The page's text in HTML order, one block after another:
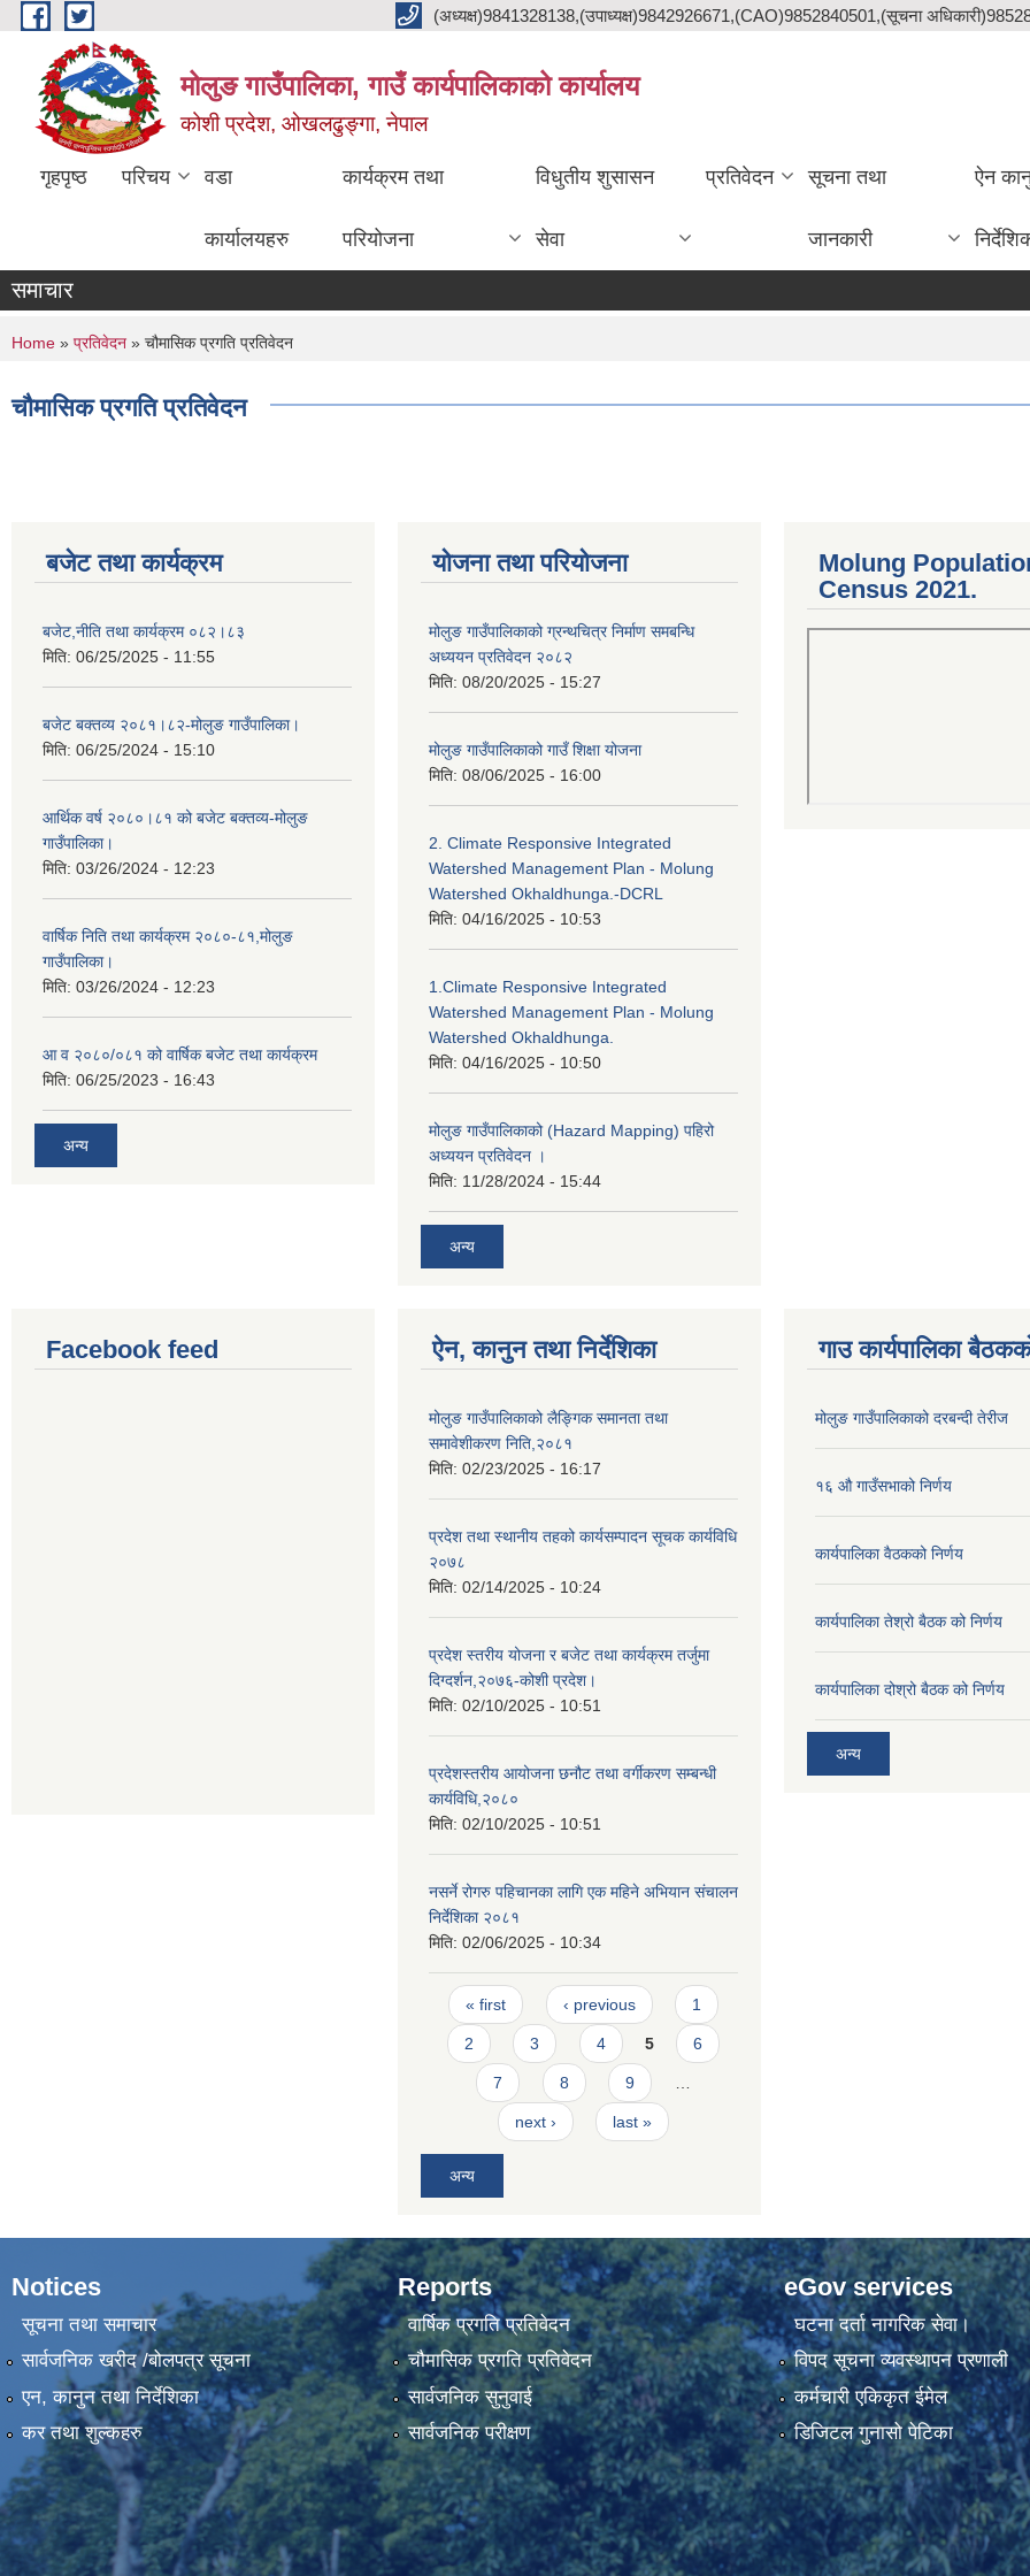
Skip to main content (अध्यक्ष)9841328138,(उपाध्यक्ष)9842926671,(CAO)9852840501,(सूचना
मोलुङ गाउँपालिका, गाउँ कार्यपालिकाको कार्यालय
कोशी प्रदेश, ओखलढुङ्गा, नेपाल
गृहपृष्ठ परिचय वडा
कार्यालयहरु
कार्यक्रम तथा
परियोजना
विधुतीय शुसासन
सेवा
प्रतिवेदन सूचना तथा
जानकारी
ऐन
समाचार
You are here
Home » प्रतिवेदन » चौमासिक प्रगति प्रतिवेदन
चौमासिक प्रगति प्रतिवेदन
बजेट तथा कार्यक्रम
बजेट,नीति तथा कार्यक्रम ०८२।८३
मिति: 06/25/2025 - 11:55
बजेट बक्तव्य २०८१।८२-मोलुङ गाउँपालिका।
मिति: 06/25/2024 - 15:10
आर्थिक वर्ष २०८०।८१ को बजेट बक्तव्य-मोलुङ
गाउँपालिका।
मिति: 03/26/2024 - 12:23
वार्षिक निति तथा कार्यक्रम २०८०-८१,मोलुङ
गाउँपालिका।
मिति: 03/26/2024 - 12:23
आ व २०८०/०८१ को वार्षिक बजेट तथा कार्यक्रम
मिति: 06/25/2023 - 16:43
अन्य
योजना तथा परियोजना
मोलुङ गाउँपालिकाको ग्रन्थचित्र निर्माण समबन्धि
अध्ययन प्रतिवेदन २०८२
मिति: 08/20/2025 - 15:27
मोलुङ गाउँपालिकाको गाउँ शिक्षा योजना
मिति: 08/06/2025 - 16:00
2. Climate Responsive Integrated
Watershed Management Plan - Molung
Watershed Okhaldhunga.-DCRL
मिति: 04/16/2025 - 10:53
1.Climate Responsive Integrated
Watershed Management Plan - Molung
Watershed Okhaldhunga.
मिति: 04/16/2025 - 10:50
मोलुङ गाउँपालिकाको (Hazard Mapping) पहिरो
अध्ययन प्रतिवेदन ।
मिति: 11/28/2024 - 15:44
अन्य
Molung
Census 2021.
Facebook feed ऐन, कानुन तथा निर्देशिका
मोलुङ गाउँपालिकाको लैङ्गिक समानता तथा
समावेशीकरण निति,२०८१
मिति: 02/23/2025 - 16:17
प्रदेश तथा स्थानीय तहको कार्यसम्पादन सूचक कार्यविधि
२०७८
मिति: 02/14/2025 - 10:24
प्रदेश स्तरीय योजना र बजेट तथा कार्यक्रम तर्जुमा
दिग्दर्शन,२०७६-कोशी प्रदेश।
मिति: 02/10/2025 - 10:51
प्रदेशस्तरीय आयोजना छनौट तथा वर्गीकरण सम्बन्धी
कार्यविधि,२०८०
मिति: 02/10/2025 - 10:51
नसर्ने रोगरु पहिचानका लागि एक महिने अभियान संचालन
निर्देशिका २०८१
मिति: 02/06/2025 - 10:34
Pages
« first ‹ previous 1
2 3 4 5 6
7 8 9
next › last »
अन्य
गाउ कार्यपालिका
मोलुङ गाउँपालिकाको दरबन्दी तेरीज
१६ औ गाउँसभाको निर्णय
कार्यपालिका वैठकको निर्णय
कार्यपालिका तेश्रो बैठक को निर्णय
कार्यपालिका दोश्रो बैठक को निर्णय
अन्य
Notices
सूचना तथा समाचार
सार्वजनिक खरीद /बोलपत्र सूचना
एन, कानुन तथा निर्देशिका
कर तथा शुल्कहरु
Reports
वार्षिक प्रगति प्रतिवेदन
चौमासिक प्रगति प्रतिवेदन
सार्वजनिक सुनुवाई
सार्वजनिक परीक्षण
eGov services
घटना दर्ता नागरिक सेवा।
विपद सूचना व्यवस्थापन प्रणाली
कर्मचारी एकिकृत ईमेल
डिजिटल गुनासो पेटिका